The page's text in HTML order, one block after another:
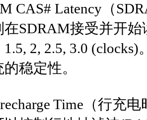
Latency（
接受并开始
2, 2.5, 3.0
稳定性。
Time（行充电